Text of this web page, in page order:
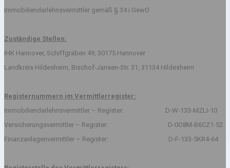
Immobiliendarlehnsvermittler gemäß § 34 i GewO
Zuständige Stellen:
IHK Hannover, Schiffgraben 49, 30175 Hannover
Landkreis Hildesheim, Bischof-Jansen-Str. 31, 31134 Hildesheim
Registernummern im Vermittlerregister:
Immobiliendarlehnsvermittler – Register: D-W-133-MZLI-10
Versicherungsvermittler – Register: D-0O8M-B6CZ1-52
Finanzanlagenvermittler – Register: D-F-133-5KR4-64